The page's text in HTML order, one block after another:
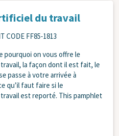
du travail
CODE FF85-1813
pourquoi on vous offre le
la façon dont il est fait, le
passe à votre arrivée à
qu’il faut faire si le
est reporté. This pamphlet